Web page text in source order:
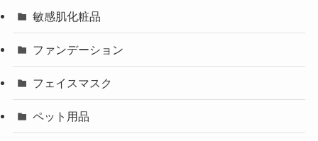
敏感肌化粧品
ファンデーション
フェイスマスク
ペット用品